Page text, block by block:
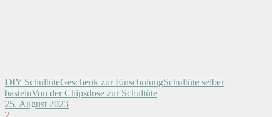
DIY SchultüteGeschenk zur EinschulungSchultüte selber
bastelnVon der Chipsdose zur Schultüte
25. August 2023
2